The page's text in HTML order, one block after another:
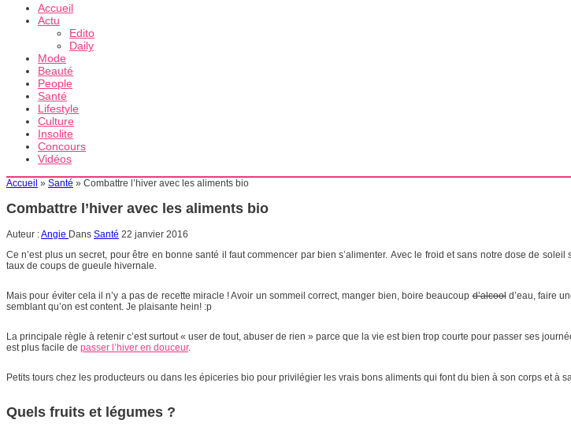
Accueil
Actu
Edito
Daily
Mode
Beauté
People
Santé
Lifestyle
Culture
Insolite
Concours
Vidéos
Accueil » Santé » Combattre l’hiver avec les aliments bio
Combattre l’hiver avec les aliments bio
Auteur :Angie Dans Santé 22 janvier 2016
Ce n’est plus un secret, pour être en bonne santé il faut commencer par bien s’alimenter. Avec le froid et sans notre dose de
taux de coups de gueule hivernale.
Mais pour éviter cela il n’y a pas de recette miracle ! Avoir un sommeil correct, manger bien, boire beaucoupd’alcoold’eau, faire
semblant qu’on est content. Je plaisante hein! :p
La principale règle à retenir c’est surtout « user de tout, abuser de rien » parce que la vie est bien trop courte pour passer ses
est plus facile de passer l’hiver en douceur.
Petits tours chez les producteurs ou dans les épiceries bio pour privilégier les vrais bons aliments qui font du bien à son corps et à
Quels fruits et légumes ?